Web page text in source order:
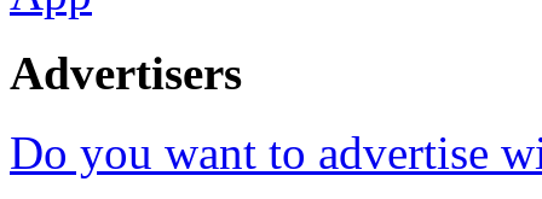
Advertisers
Do you want to advertise